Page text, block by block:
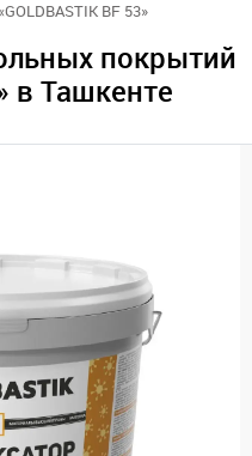
BF 53»
покрытий
в Ташкенте